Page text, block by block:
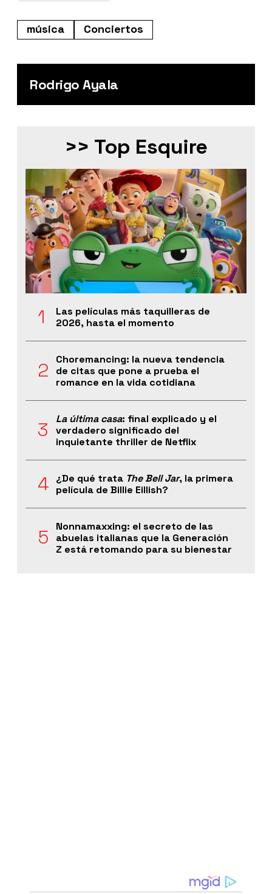
música Conciertos
Rodrigo Ayala
>> Top Esquire
Las películas más taquilleras de
2026, hasta el momento
Choremancing: la nueva tendencia
de citas que pone a prueba el
romance en la vida cotidiana
La última casa: final explicado y el
verdadero significado del
inquietante thriller de Netflix
¿De qué trata The Bell Jar, la primera
película de Billie Eillish?
Nonnamaxxing: el secreto de las
abuelas italianas que la Generación
Z está retomando para su bienestar